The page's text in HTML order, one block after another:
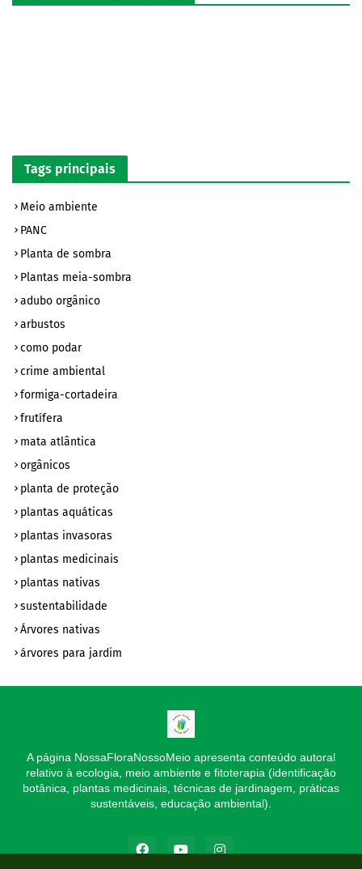
Tags principais
Meio ambiente
PANC
Planta de sombra
Plantas meia-sombra
adubo orgânico
arbustos
como podar
crime ambiental
formiga-cortadeira
frutífera
mata atlântica
orgânicos
planta de proteção
plantas aquáticas
plantas invasoras
plantas medicinais
plantas nativas
sustentabilidade
Árvores nativas
árvores para jardim
A página NossaFloraNossoMeio apresenta conteúdo autoral
relativo à ecologia, meio ambiente e fitoterapia (identificação
botânica, plantas medicinais, técnicas de jardinagem, práticas
sustentáveis, educação ambiental).